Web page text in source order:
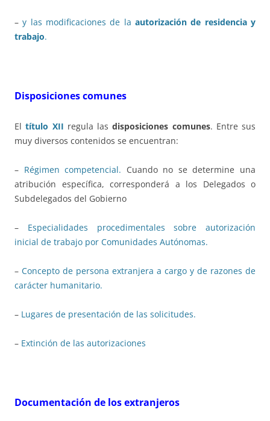
–y las modificaciones de laautorización de residencia y
trabajo.
Disposiciones comunes
Eltítulo XII regula lasdisposiciones comunes. Entre sus
muy diversos contenidos se encuentran:
– Régimen competencial. Cuando no se determine una
atribución específica, corresponderá a los Delegados o
Subdelegados del Gobierno
– Especialidades procedimentales sobre autorización
inicial de trabajo por Comunidades Autónomas.
– Concepto de persona extranjera a cargo y de razones de
carácter humanitario.
– Lugares de presentación de las solicitudes.
– Extinción de las autorizaciones
Documentación de los extranjeros